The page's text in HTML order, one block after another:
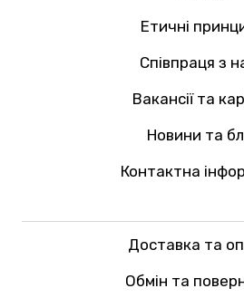
Етичні
Співпраця з
Вакансії та
Новини та
Контактна
Доставка та
Обмін та